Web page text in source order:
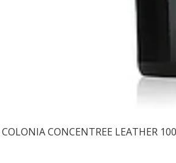
CONCENTREE LEATHER